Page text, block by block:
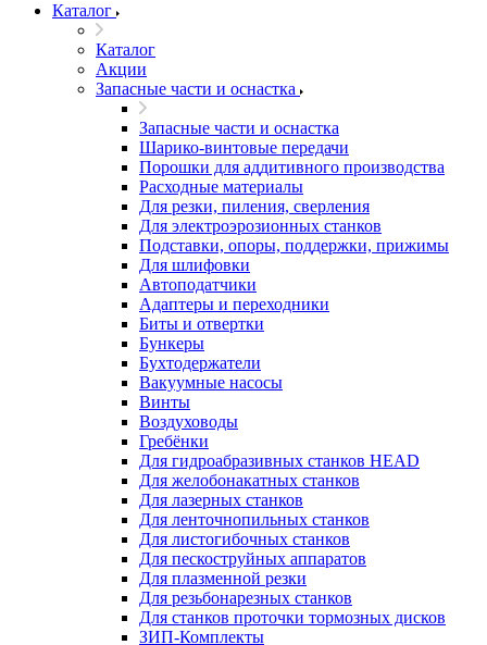
Каталог
Каталог
Акции
Запасные части и оснастка
Запасные части и оснастка
Шарико-винтовые передачи
Порошки для аддитивного производства
Расходные материалы
Для резки, пиления, сверления
Для электроэрозионных станков
Подставки, опоры, поддержки, прижимы
Для шлифовки
Автоподатчики
Адаптеры и переходники
Биты и отвертки
Бункеры
Бухтодержатели
Вакуумные насосы
Винты
Воздуховоды
Гребёнки
Для гидроабразивных станков HEAD
Для желобонакатных станков
Для лазерных станков
Для ленточнопильных станков
Для листогибочных станков
Для пескоструйных аппаратов
Для плазменной резки
Для резьбонарезных станков
Для станков проточки тормозных дисков
ЗИП-Комплекты